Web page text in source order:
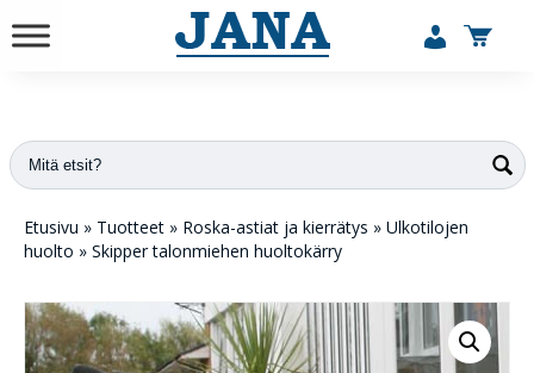
Etusivu » Tuotteet » Roska-astiat ja kierrätys » Ulkotilojen
huolto » Skipper talonmiehen huoltokärry